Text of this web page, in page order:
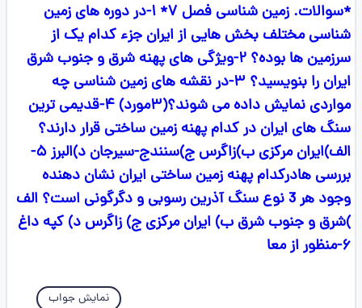
*سوالات. زمین شناسی فصل ٧* ۱-در دوره های زمین
شناسی مختلف بخش هایی از ایران جزء کدام یک از
سرزمین ها بوده؟ ٢-ویژگی های پهنه شرق و جنوب شرق
ایران را بنویسید؟ ٣-در نقشه های زمین شناسی چه
مواردی نمایش داده می شوند؟(٣مورد) ۴-قدیمی ترین
سنگ های ایران در کدام پهنه زمین ساختی قرار دارند؟
الف)ایران مرکزی ب)زاگرس ج)سنندج-سیرجان د)البرز ۵-
بررسی هادرکدام پهنه زمین ساختی ایران نشان دهنده
وجود هر 3 نوع سنگ آذرین رسوبی و دگرگونی است؟ الف
)شرق و جنوب شرق ب) ایران مرکزی ج) زاگرس د) کپه داغ
۶-منظور از معا
نمایش جواب